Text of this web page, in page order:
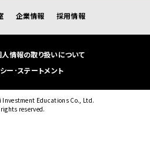
企業情報 採用情報
人情報の取り扱いについて
ー･ステートメント
Educations Co., Ltd.
reserved.